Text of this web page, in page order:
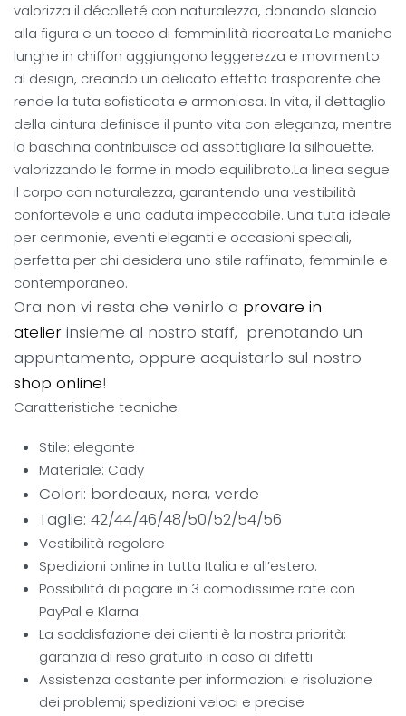
valorizza il décolleté con naturalezza, donando slancio
alla figura e un tocco di femminilità ricercata.Le maniche
lunghe in chiffon aggiungono leggerezza e movimento
al design, creando un delicato effetto trasparente che
rende la tuta sofisticata e armoniosa. In vita, il dettaglio
della cintura definisce il punto vita con eleganza, mentre
la baschina contribuisce ad assottigliare la silhouette,
valorizzando le forme in modo equilibrato.La linea segue
il corpo con naturalezza, garantendo una vestibilità
confortevole e una caduta impeccabile. Una tuta ideale
per cerimonie, eventi eleganti e occasioni speciali,
perfetta per chi desidera uno stile raffinato, femminile e
contemporaneo.
Ora non vi resta che venirlo a provare in
atelier insieme al nostro staff, prenotando un
appuntamento, oppure acquistarlo sul nostro
shop online!
Caratteristiche tecniche:
Stile: elegante
Materiale: Cady
Colori: bordeaux, nera, verde
Taglie: 42/44/46/48/50/52/54/56
Vestibilità regolare
Spedizioni online in tutta Italia e all’estero.
Possibilità di pagare in 3 comodissime rate con
PayPal e Klarna.
La soddisfazione dei clienti è la nostra priorità:
garanzia di reso gratuito in caso di difetti
Assistenza costante per informazioni e risoluzione
dei problemi; spedizioni veloci e precise